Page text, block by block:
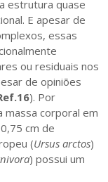
estrutura quase
E apesar de
essas
ou residuais nos
de opiniões
). Por
massa corporal em
cm de
(Ursus arctos)
) possui um